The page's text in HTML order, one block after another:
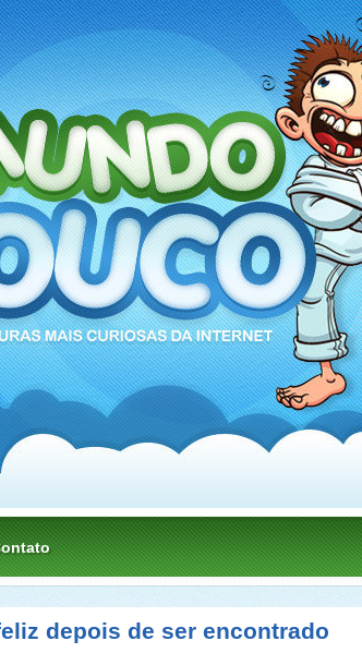
depois de ser encontrado